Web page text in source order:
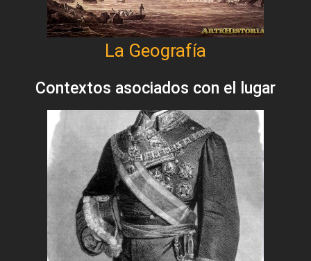
La Geografía
Contextos asociados con el lugar